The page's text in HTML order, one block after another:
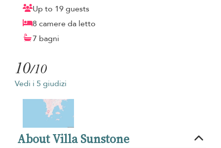
Up to 19 guests
8 camere da letto
7 bagni
10/10
Vedi i 5 giudizi
About Villa Sunstone